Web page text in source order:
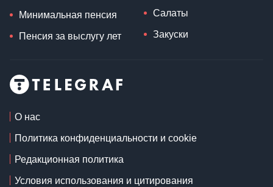
Минимальная пенсия
Пенсия за выслугу лет
Салаты
Закуски
О нас
Политика конфиденциальности и cookie
Редакционная политика
Условия использования и цитирования